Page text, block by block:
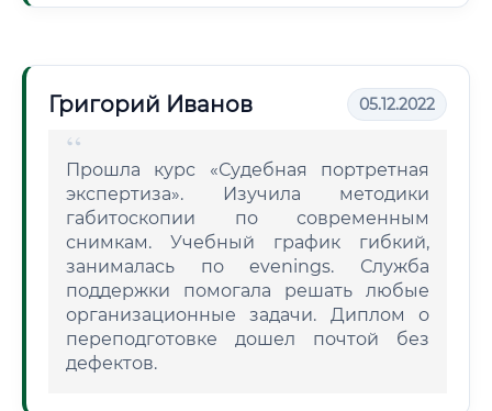
Григорий Иванов 05.12.2022
Прошла курс «Судебная портретная
экспертиза». Изучила методики
габитоскопии по современным
снимкам. Учебный график гибкий,
занималась по evenings. Служба
поддержки помогала решать любые
организационные задачи. Диплом о
переподготовке дошел почтой без
дефектов.